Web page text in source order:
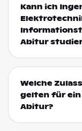
Kann ich
Abitur
Welche
gelten für ein
Abitur?